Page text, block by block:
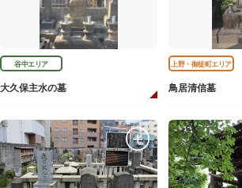
谷中エリア
大久保主水の墓
上野・御徒町エリア
鳥居清信墓